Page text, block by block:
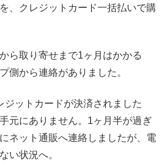
、クレジットカード一括払いで購
ら取り寄せまで1ヶ月はかかる
側から連絡がありました。
ジットカードが決済されました
元にありません。1ヶ月半が過ぎ
ネット通販へ連絡しましたが、電
い状況へ。